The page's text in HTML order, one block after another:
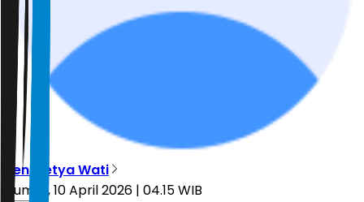
Leni Setya Wati
Jumat, 10 April 2026 | 04.15 WIB